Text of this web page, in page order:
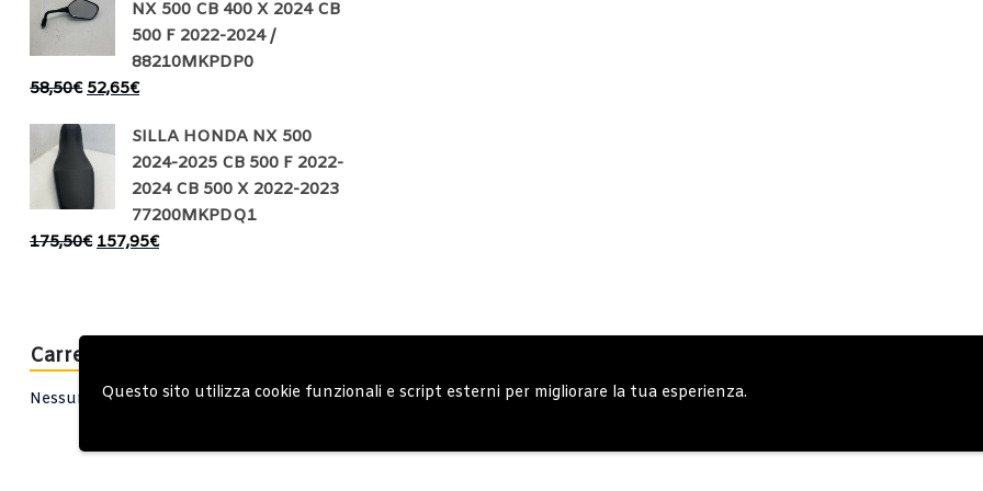
Questo sito utilizza cookie funzionali e script esterni per migliorare la tua esperienza.
NX 500 CB 400 X 2024 CB
500 F 2022-2024 /
88210MKPDP0
58,50€ 52,65€
SILLA HONDA NX 500
2024-2025 CB 500 F 2022-
2024 CB 500 X 2022-2023
77200MKPDQ1
175,50€ 157,95€
Carrello
Nessun prodotto nel carrello.